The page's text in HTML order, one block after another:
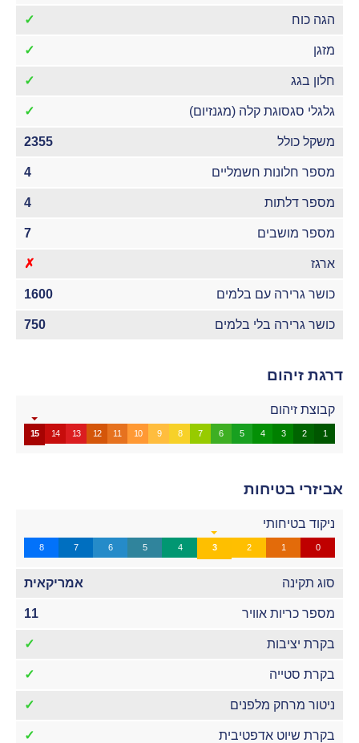
הגה כוח ✓
מזגן ✓
חלון בגג ✓
גלגלי סגסוגת קלה (מגנזיום) ✓
משקל כולל 2355
מספר חלונות חשמליים 4
מספר דלתות 4
מספר מושבים 7
ארגז ✗
כושר גרירה עם בלמים 1600
כושר גרירה בלי בלמים 750
דרגת זיהום
קבוצת זיהום
1
2
3
4
5
6
7
8
9
10
11
12
13
14
15
אביזרי בטיחות
ניקוד בטיחותי
0
1
2
3
4
5
6
7
8
סוג תקינה אמריקאית
מספר כריות אוויר 11
בקרת יציבות ✓
בקרת סטייה ✓
ניטור מרחק מלפנים ✓
בקרת שיוט אדפטיבית ✓